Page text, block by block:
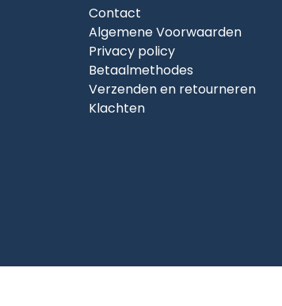
Contact
Algemene Voorwaarden
Privacy policy
Betaalmethodes
Verzenden en retourneren
Klachten